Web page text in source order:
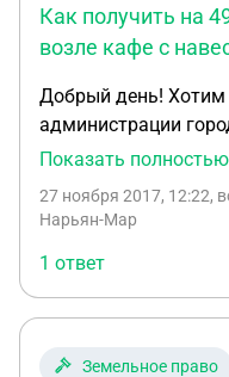
Как получить на
возле кафе с
Добрый день! Хотим заключить договор с
администрации
навесом возле
законы ссылаться
Показать полностью
27 ноября 2017, 12:22,
Нарьян-Мар
1 ответ
Земельное право